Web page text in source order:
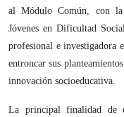
al Módulo Común, con
Jóvenes en Dificultad
profesional e investigadora
entroncar sus
innovación socioeducativa.
La principal finalidad de